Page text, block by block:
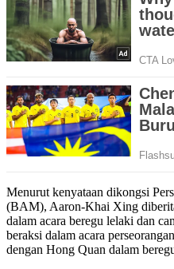
Menurut kenyataan dikongsi
(BAM), Aaron-Khai Xing
dalam acara beregu lelaki dan
beraksi dalam acara
dengan Hong Quan dalam